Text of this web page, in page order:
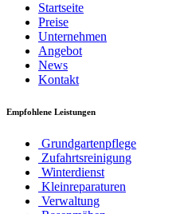
Startseite
Preise
Unternehmen
Angebot
News
Kontakt
Empfohlene Leistungen
Grundgartenpflege
Zufahrtsreinigung
Winterdienst
Kleinreparaturen
Verwaltung